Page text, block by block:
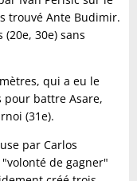
trouvé Ante Budimir.
30e) sans
qui a eu le
battre Asare,
(31e).
par Carlos
de gagner"